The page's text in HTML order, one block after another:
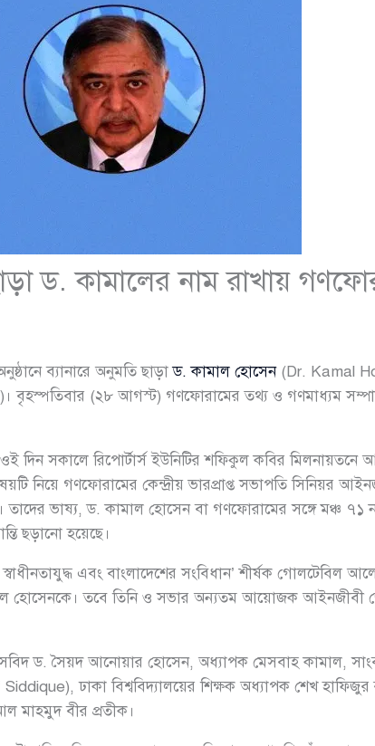
ড. কামালের নাম রাখায়
ব্যানারে অনুমতি ছাড়াড. কামাল হোসেন(Dr. Kamal
বৃহস্পতিবার (২৮ আগস্ট) গণফোরামের তথ্য ও গণমাধ্যম
দিন সকালে রিপোর্টার্স ইউনিটির শফিকুল কবির মিলনায়তনে
নিয়ে গণফোরামের কেন্দ্রীয় ভারপ্রাপ্ত সভাপতি সিনিয়র
তাদের ভাষ্য, ড. কামাল হোসেন বা গণফোরামের সঙ্গে মঞ্চ
ছড়ানো হয়েছে।
এবং বাংলাদেশের সংবিধান’ শীর্ষক গোলটেবিল
হোসেনকে। তবে তিনি ও সভার অন্যতম আয়োজক আইনজীবী
ড. সৈয়দ আনোয়ার হোসেন, অধ্যাপক মেসবাহ কামাল,
ঢাকা বিশ্ববিদ্যালয়ের শিক্ষক অধ্যাপক শেখ
মাহমুদ বীর প্রতীক।